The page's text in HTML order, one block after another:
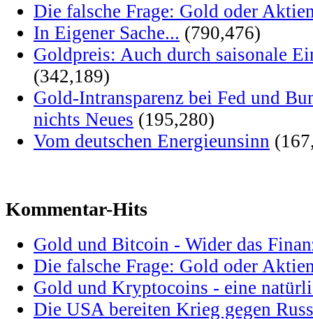
Die falsche Frage: Gold oder
In Eigener Sache... (790,476)
Goldpreis: Auch durch saisonale
(342,189)
Gold-Intransparenz bei Fed und
nichts Neues (195,280)
Vom deutschen Energieunsinn
Kommentar-Hits
Gold und Bitcoin - Wider das
Die falsche Frage: Gold oder
Gold und Kryptocoins - eine
Die USA bereiten Krieg gegen